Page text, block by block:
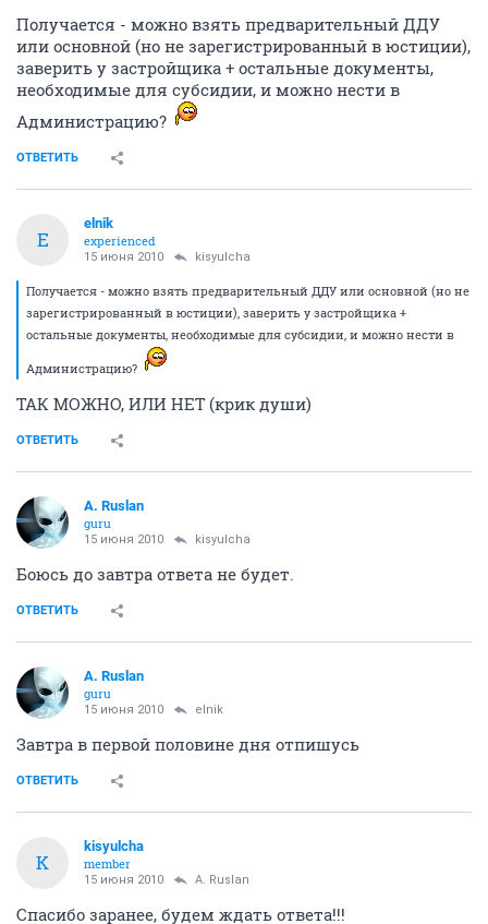
Получается - можно взять предварительный ДДУ
или основной (но не зарегистрированный в юстиции),
заверить у застройщика + остальные документы,
необходимые для субсидии, и можно нести в
Администрацию?
ОТВЕТИТЬ
E
elnik
experienced
15 июня 2010 kisyulcha
Получается - можно взять предварительный ДДУ или основной (но не
зарегистрированный в юстиции), заверить у застройщика +
остальные документы, необходимые для субсидии, и можно нести в
Администрацию?
ТАК МОЖНО, ИЛИ НЕТ (крик души)
ОТВЕТИТЬ
A. Ruslan
guru
15 июня 2010 kisyulcha
Боюсь до завтра ответа не будет.
ОТВЕТИТЬ
A. Ruslan
guru
15 июня 2010 elnik
Завтра в первой половине дня отпишусь
ОТВЕТИТЬ
K
kisyulcha
member
15 июня 2010 A. Ruslan
Спасибо заранее, будем ждать ответа!!!